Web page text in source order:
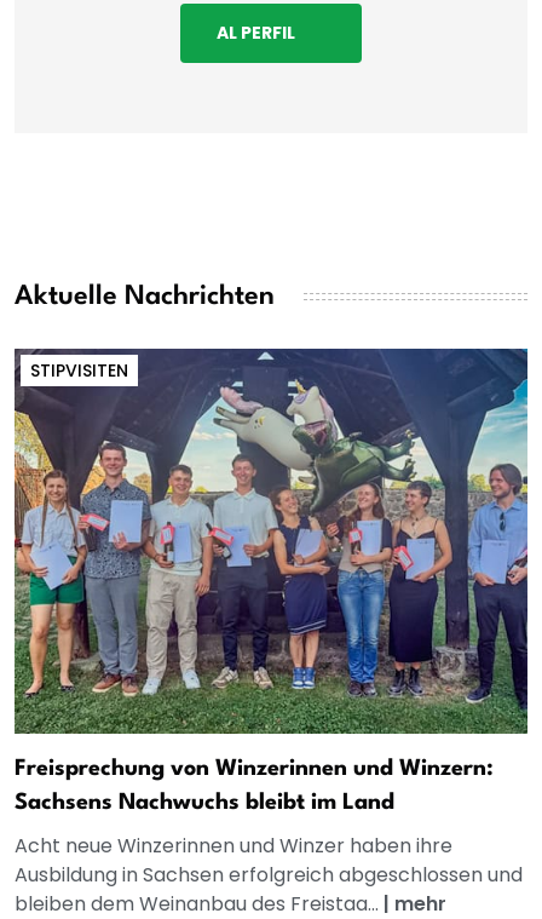
AL PERFIL
Aktuelle Nachrichten
STIPVISITEN
Freisprechung von Winzerinnen und Winzern:
Sachsens Nachwuchs bleibt im Land
Acht neue Winzerinnen und Winzer haben ihre
Ausbildung in Sachsen erfolgreich abgeschlossen und
bleiben dem Weinanbau des Freistaa... | mehr